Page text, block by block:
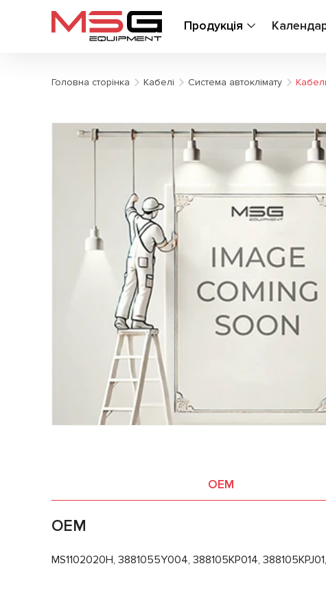
Продукція
Головна сторінка Кабелі Система автоклімату
OEM
OEM
MS1102020H, 3881055Y004, 388105KP014,